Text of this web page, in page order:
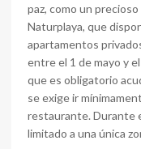
paz, como un
Naturplaya, que
apartamentos
entre el 1 de mayo y
que es obligatorio
se exige ir
restaurante. Durante
limitado a una única